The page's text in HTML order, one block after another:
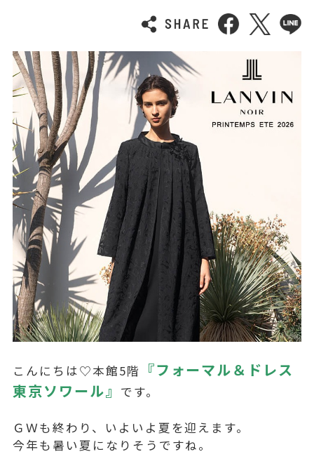
こんにちは♡本館5階
『フォーマル＆ドレス
東京ソワール』 です。
ＧＷも終わり、いよいよ夏を迎えます。
今年も暑い夏になりそうですね。